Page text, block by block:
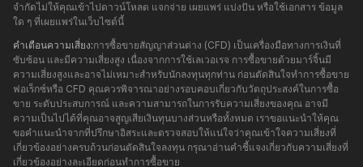
จำกัดไม่ให้คุณเข้าไปดาวน์โหลด แจกจ่าย เผยแพร่ แบ่งปัน หรือใช้เอกสาร ข้อมูล
ใด ๆ ที่เผยแพร่ในเว็บไซต์นี้
คำเตือนความเสี่ยง:การซื้อขายสัญญาส่วนต่าง (CFD) เป็นเครื่องมือทางการเงินที่
ซับซ้อน และมีความเสี่ยงสูง เนื่องจากการใช้เลเวอเรจ การซื้อขายด้วยมาร์จิ้นมี
ความเสี่ยงสูงและอาจไม่เหมาะสำหรับนักลงทุนทุกท่าน ก่อนตัดสินใจทำการซื้อขาย
ฟอเร็กซ์หรือ CFD คุณควรพิจารณาอย่างรอบคอบเกี่ยวกับวัตถุประสงค์ในการซื้อ
ขาย ระดับประสบการณ์ และความสามารถในการรับความเสี่ยงของคุณ อาจมี
ความเป็นไปได้ที่คุณอาจสูญเสียเงินทุนบางส่วนหรือทั้งหมด เราขอแนะนำให้คุณ
ขอคำแนะนำจากที่ปรึกษาอิสระและตรวจสอบให้แน่ใจว่าคุณเข้าใจความเสี่ยงที่
เกี่ยวข้องอย่างครบถ้วนก่อนตัดสินใจลงทุน กรุณาอ่านคำชี้แจงเกี่ยวกับความเสี่ยงที่
เกี่ยวข้องอย่างละเอียดก่อนทำการซื้อขาย